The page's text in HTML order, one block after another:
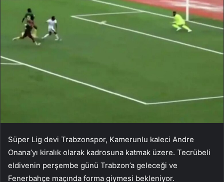
Süper Lig devi Trabzonspor, Kamerunlu kaleci Andre
Onana’yı kiralık olarak kadrosuna katmak üzere. Tecrübeli
eldivenin perşembe günü Trabzon’a geleceği ve
Fenerbahçe maçında forma giymesi bekleniyor.